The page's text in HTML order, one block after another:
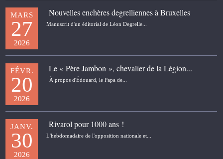
MARS
27
2026
Nouvelles enchères degrelliennes à Bruxelles
Manuscrit d'un éditorial de Léon Degrelle...
FÉVR.
20
2026
Le « Père Jambon », chevalier de la Légion...
À propos d'Édouard, le Papa de...
JANV.
30
2026
Rivarol pour 1000 ans !
L'hebdomadaire de l'opposition nationale et...